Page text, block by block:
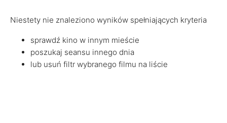
Niestety nie znaleziono wyników spełniających kryteria
sprawdź kino w innym mieście
poszukaj seansu innego dnia
lub usuń filtr wybranego filmu na liście